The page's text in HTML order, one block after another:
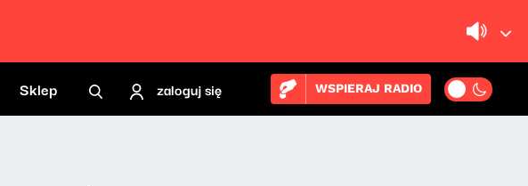
Sklep zaloguj się WSPIERAJ RADIO